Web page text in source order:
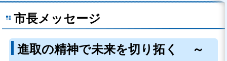
市長メッセージ
進取の精神で未来を切り拓く ～